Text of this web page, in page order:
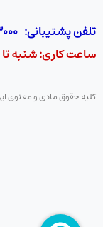
تلفن پشتیبانی: 52783000-021 2605335-0935 5425057-0939 2336217-0910
ساعت کاری: شنبه تا
کلیه حقوق مادی و معنوی